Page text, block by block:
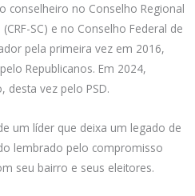
conselheiro no Conselho Regional
SC) e no Conselho Federal de
pela primeira vez em 2016,
Republicanos. Em 2024,
desta vez pelo PSD.
um líder que deixa um legado de
lembrado pelo compromisso
seu bairro e seus eleitores.